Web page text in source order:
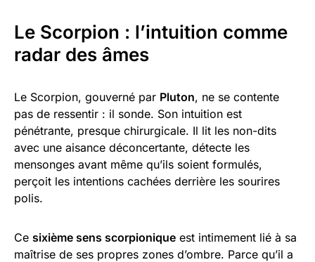
Le Scorpion : l’intuition comme
radar des âmes
Le Scorpion, gouverné par Pluton, ne se contente
pas de ressentir : il sonde. Son intuition est
pénétrante, presque chirurgicale. Il lit les non-dits
avec une aisance déconcertante, détecte les
mensonges avant même qu’ils soient formulés,
perçoit les intentions cachées derrière les sourires
polis.
Ce sixième sens scorpionique est intimement lié à sa
maîtrise de ses propres zones d’ombre. Parce qu’il a